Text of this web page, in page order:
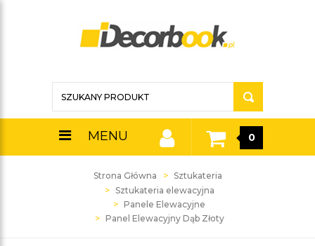
MENU 0
Strona Główna
Sztukateria
Sztukateria elewacyjna
Panele Elewacyjne
Panel Elewacyjny Dąb Złoty